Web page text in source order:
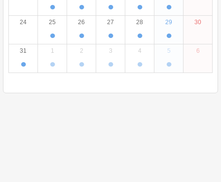
● ● ● ● ●
24 25
●
26
●
27
●
28
●
29
●
30
31
●
1
●
2
●
3
●
4
●
5
●
6